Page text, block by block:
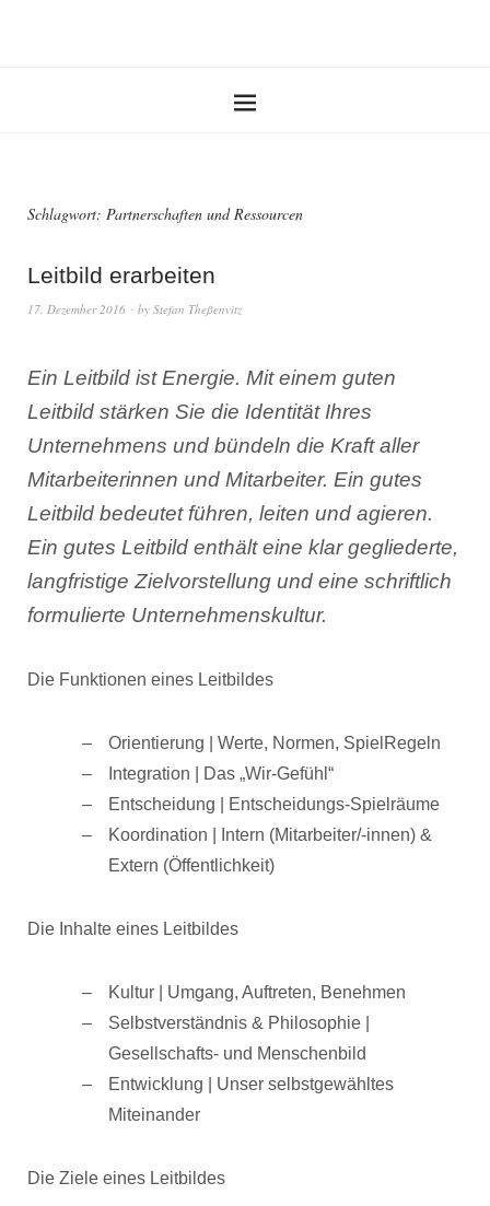
Schlagwort: Partnerschaften und Ressourcen
Leitbild erarbeiten
17. Dezember 2016 by Stefan Theßenvitz
Ein Leitbild ist Energie. Mit einem guten
Leitbild stärken Sie die Identität Ihres
Unternehmens und bündeln die Kraft aller
Mitarbeiterinnen und Mitarbeiter. Ein gutes
Leitbild bedeutet führen, leiten und agieren.
Ein gutes Leitbild enthält eine klar gegliederte,
langfristige Zielvorstellung und eine schriftlich
formulierte Unternehmenskultur.
Die Funktionen eines Leitbildes
Orientierung | Werte, Normen, SpielRegeln
Integration | Das „Wir-Gefühl“
Entscheidung | Entscheidungs-Spielräume
Koordination | Intern (Mitarbeiter/-innen) &
Extern (Öffentlichkeit)
Die Inhalte eines Leitbildes
Kultur | Umgang, Auftreten, Benehmen
Selbstverständnis & Philosophie |
Gesellschafts- und Menschenbild
Entwicklung | Unser selbstgewähltes
Miteinander
Die Ziele eines Leitbildes